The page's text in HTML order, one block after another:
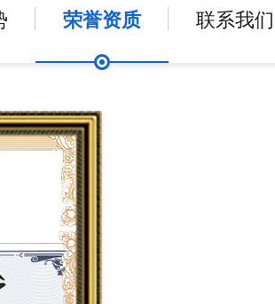
荣誉资质 联系我们